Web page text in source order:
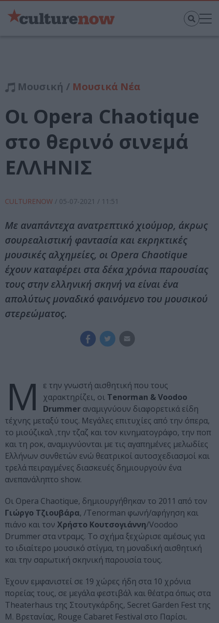
Μουσική / Μουσικά Νέα
Oι Opera Chaotique
στο θερινό σινεμά
ΕΛΛΗΝΙΣ
CULTURENOW / 05-07-2021 / 11:51
Με αναπάντεχα ανατρεπτικό χιούμορ, άκρως
σουρεαλιστική φαντασία και εκρηκτικές
μουσικές αλχημείες, οι Opera Chaotique
έχουν καταφέρει στα δέκα χρόνια παρουσίας
τους στην ελληνική σκηνή να είναι ένα
απολύτως μοναδικό φαινόμενο του μουσικού
στερεώματος.
Μ
ε την γνωστή αισθητική που τους
χαρακτηρίζει, οι Tenorman & Voodoo
Drummer αναμιγνύουν διαφορετικά είδη
τέχνης μεταξύ τους. Μεγάλες επιτυχίες από την όπερα,
το μιούζικαλ ,την τζαζ και τον κινηματογράφο, την ποπ
και τη ροκ, αναμιγνύονται με τις αγαπημένες μελωδίες
Ελλήνων συνθετών ενώ θεατρικοί αυτοσχεδιασμοί και
τρελά πειραγμένες διασκευές δημιουργούν ένα
ανεπανάληπτο show.
Οι Opera Chaotique, δημιουργήθηκαν το 2011 από τον
Γιώργο Τζιουβάρα, /Tenorman φωνή/αφήγηση και
πιάνο και τον Χρήστο Κουτσογιάννη/Voodoo
Drummer στα ντραμς. Το σχήμα ξεχώρισε αμέσως για
το ιδιαίτερο μουσικό στίγμα, τη μοναδική αισθητική
και την σαρωτική σκηνική παρουσία τους.
Έχουν εμφανιστεί σε 19 χώρες ήδη στα 10 χρόνια
πορείας τους, σε μεγάλα φεστιβάλ και θέατρα όπως στα
Theaterhaus της Στουτγκάρδης, Secret Garden Fest της
Μ. Βρετανίας, Rouge Cabaret Festival στο Παρίσι.